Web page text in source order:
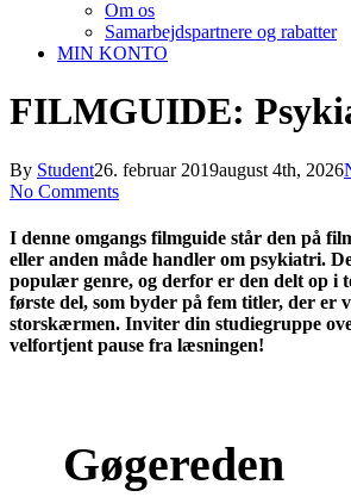
Om os
Samarbejdspartnere og rabatter
MIN KONTO
FILMGUIDE:
By Student26. februar 2019august 4th, 2026
No Comments
I denne omgangs filmguide står den på
eller anden måde handler om psykiatri.
populær genre, og derfor er den delt op i
første del, som byder på fem titler, der er
storskærmen. Inviter din studiegruppe
velfortjent pause fra læsningen!
Gøgereden